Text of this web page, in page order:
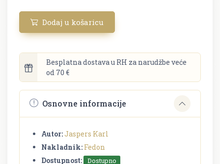
Dodaj u košaricu
Besplatna dostava u RH za narudžbe veće
od 70 €
Osnovne informacije
Autor:Jaspers Karl
Nakladnik: Fedon
Dostupnost:
Dostupno